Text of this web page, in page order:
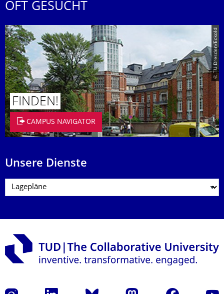
OFT GESUCHT
© TU Dresden/Eckold
FINDEN!
CAMPUS NAVIGATOR
Unsere Dienste
Instagram LinkedIn Bluesky Mastodon Facebook